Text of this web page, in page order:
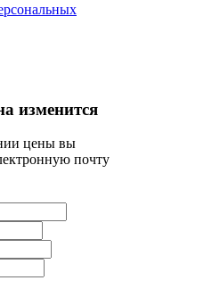
изменится
цены вы
почту